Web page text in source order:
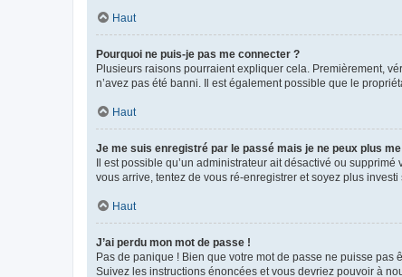
Haut
Pourquoi ne puis-je pas me connecter ?
Plusieurs raisons pourraient expliquer cela. Premièrement,
n’avez pas été banni. Il est également possible que le
Haut
Je me suis enregistré par le passé mais je ne peux plus
Il est possible qu’un administrateur ait désactivé ou
vous arrive, tentez de vous ré-enregistrer et soyez plus investi
Haut
J’ai perdu mon mot de passe !
Pas de panique ! Bien que votre mot de passe ne puisse
Suivez les instructions énoncées et vous devriez pouvoir à